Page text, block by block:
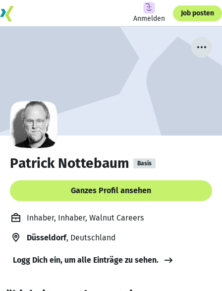
Anmelden
Job posten
Patrick Nottebaum Basis
Ganzes Profil ansehen
Inhaber, Inhaber, Walnut Careers
Düsseldorf, Deutschland
Logg Dich ein, um alle Einträge zu sehen.